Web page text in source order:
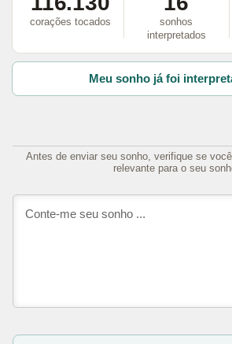
corações tocados
sonhos
interpretados
Meu sonho já foi
Antes de enviar seu sonho, verifique se
relevante para o seu